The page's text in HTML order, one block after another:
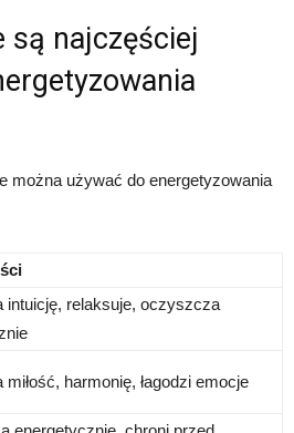
są najczęściej
można używać do energetyzowania
intuicję, relaksuje, oczyszcza
harmonię, łagodzi emocje